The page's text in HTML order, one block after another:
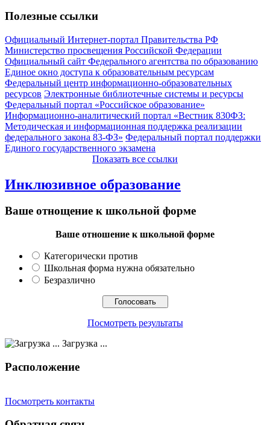
Полезные ссылки
Официальный Интернет-портал Правительства РФ
Министерство просвещения Российской Федерации
Официальный сайт Федерального агентства по образованию
Единое окно доступа к образовательным ресурсам
Федеральный центр информационно-образовательных
ресурсов Электронные библиотечные системы и ресурсы
Федеральный портал «Российское образование»
Информационно-аналитический портал «Вестник 830ФЗ:
Методическая и информационная поддержка реализации
федерального закона 83-ФЗ» Федеральный портал поддержки
Единого государственного экзамена
Показать все ссылки
Инклюзивное образование
Ваше отнощение к школьной форме
Ваше отношение к школьной форме
Категорически против
Школьная форма нужна обязательно
Безразлично
Посмотреть результаты
Загрузка ...
Расположение
Посмотреть контакты